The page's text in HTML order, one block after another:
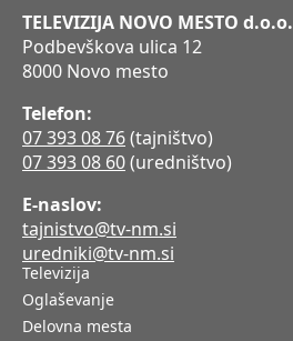
TELEVIZIJA NOVO MESTO d.o.o.
Podbevškova ulica 12
8000 Novo mesto
Telefon:
07 393 08 76(tajništvo)
07 393 08 60(uredništvo)
E-naslov:
tajnistvo@tv-nm.si
uredniki@tv-nm.si
Televizija
Oglaševanje
Delovna mesta